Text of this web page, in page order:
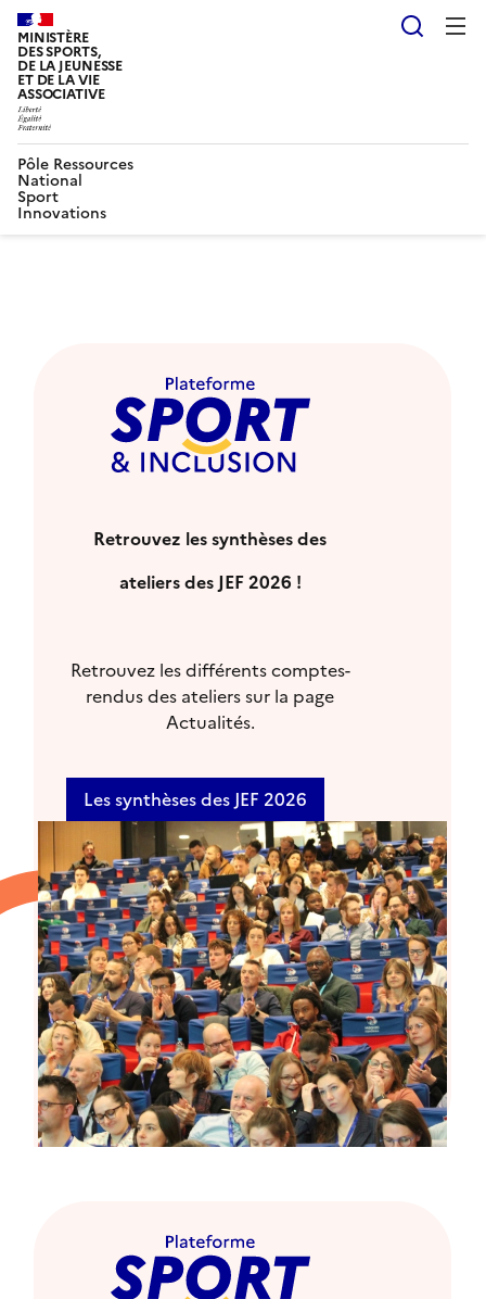
MINISTÈRE
DES SPORTS,
DE LA JEUNESSE
ET DE LA VIE
ASSOCIATIVE
Pôle Ressources
National
Sport
Innovations
Retrouvez les synthèses des
ateliers des JEF 2026 !
Retrouvez les différents comptes-
rendus des ateliers sur la page
Actualités.
Les synthèses des JEF 2026